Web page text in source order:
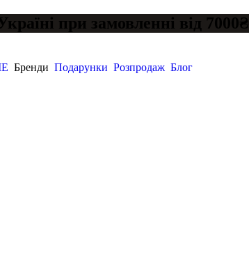
при замовленні від 7000₴
Бренди Подарунки Розпродаж Блог